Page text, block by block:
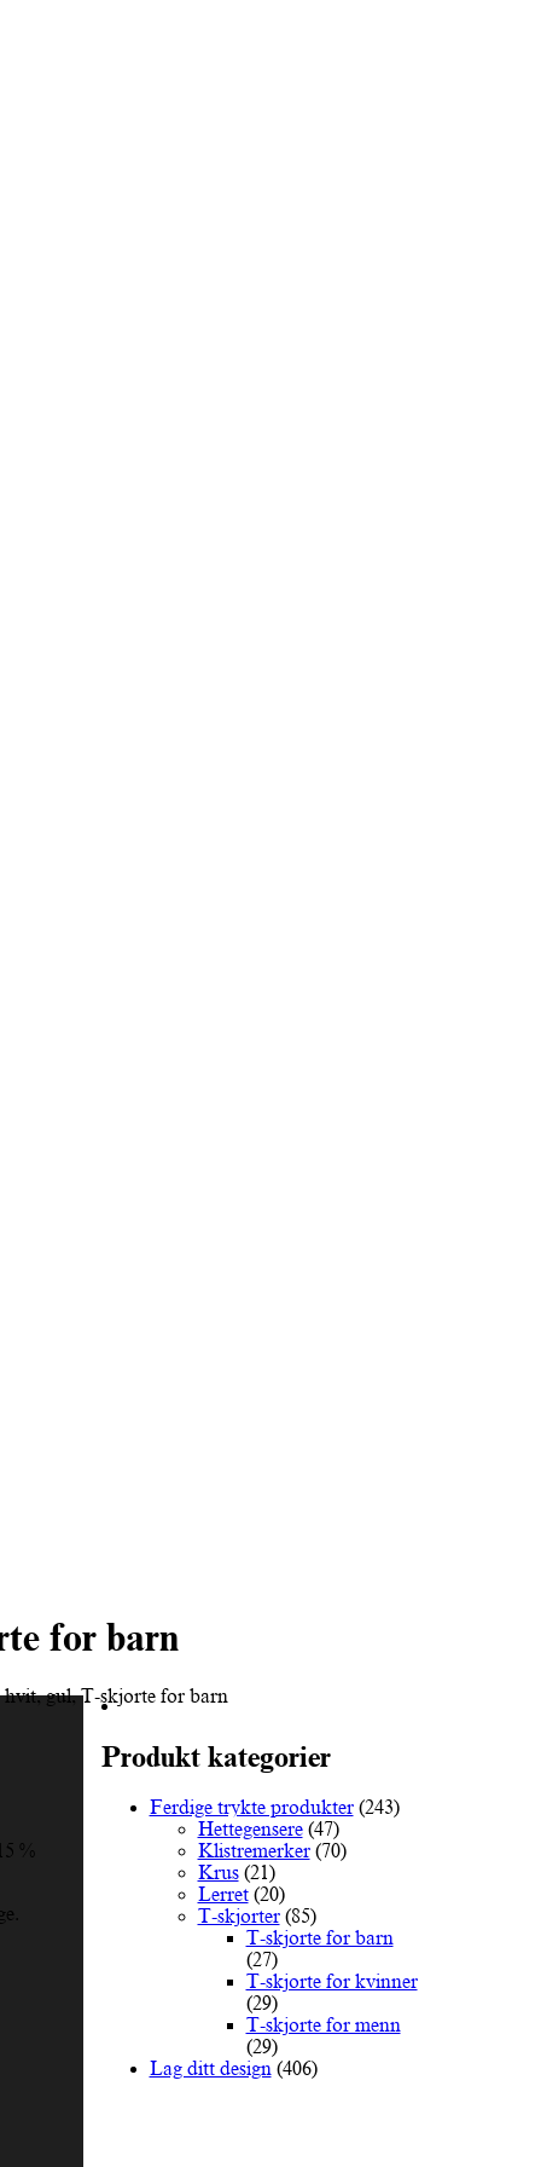
for barn
gul, T-skjorte for barn
%
Produkt kategorier
Ferdige trykte produkter (243)
Hettegensere (47)
Klistremerker (70)
Krus (21)
Lerret (20)
T-skjorter (85)
T-skjorte for barn
(27)
T-skjorte for kvinner
(29)
T-skjorte for menn
(29)
Lag ditt design (406)